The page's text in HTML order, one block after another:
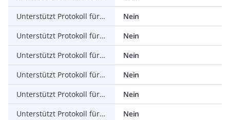
Unterstützt Protokoll für KNX
Nein
Unterstützt Protokoll für Modbus
Nein
Unterstützt Protokoll für Data-Highway
Nein
Unterstützt Protokoll für DeviceNet
Nein
Unterstützt Protokoll für SUCONET
Nein
Unterstützt Protokoll für LON
Nein